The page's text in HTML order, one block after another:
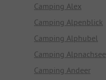
Camping Alex
Camping Alpenblick
Camping Alphubel
Camping Alpnachsee
Camping Andeer